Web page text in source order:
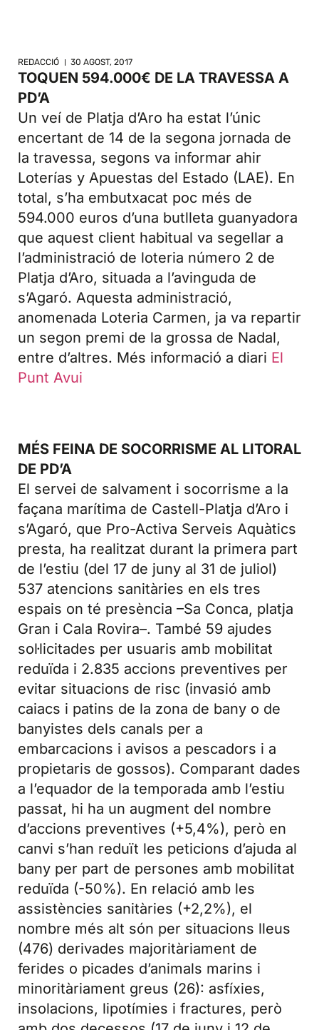
REDACCIÓ 30 AGOST, 2017
TOQUEN 594.000€ DE LA TRAVESSA A
PD’A
Un veí de Platja d’Aro ha estat l’únic
encertant de 14 de la segona jornada de
la travessa, segons va informar ahir
Loterías y Apuestas del Estado (LAE). En
total, s’ha embutxacat poc més de
594.000 euros d’una butlleta guanyadora
que aquest client habitual va segellar a
l’administració de loteria número 2 de
Platja d’Aro, situada a l’avinguda de
s’Agaró. Aquesta administració,
anomenada Loteria Carmen, ja va repartir
un segon premi de la grossa de Nadal,
entre d’altres. Més informació a diari El
Punt Avui
MÉS FEINA DE SOCORRISME AL LITORAL
DE PD’A
El servei de salvament i socorrisme a la
façana marítima de Castell-Platja d’Aro i
s’Agaró, que Pro-Activa Serveis Aquàtics
presta, ha realitzat durant la primera part
de l’estiu (del 17 de juny al 31 de juliol)
537 atencions sanitàries en els tres
espais on té presència –Sa Conca, platja
Gran i Cala Rovira–. També 59 ajudes
sol·licitades per usuaris amb mobilitat
reduïda i 2.835 accions preventives per
evitar situacions de risc (invasió amb
caiacs i patins de la zona de bany o de
banyistes dels canals per a
embarcacions i avisos a pescadors i a
propietaris de gossos). Comparant dades
a l’equador de la temporada amb l’estiu
passat, hi ha un augment del nombre
d’accions preventives (+5,4%), però en
canvi s’han reduït les peticions d’ajuda al
bany per part de persones amb mobilitat
reduïda (-50%). En relació amb les
assistències sanitàries (+2,2%), el
nombre més alt són per situacions lleus
(476) derivades majoritàriament de
ferides o picades d’animals marins i
minoritàriament greus (26): asfíxies,
insolacions, lipotímies i fractures, però